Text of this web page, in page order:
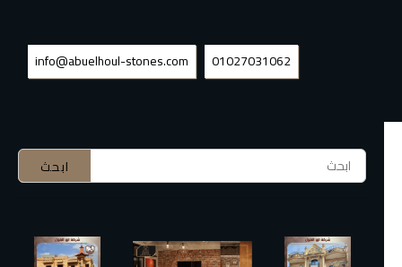
01027031062
info@abuelhoul-stones.com